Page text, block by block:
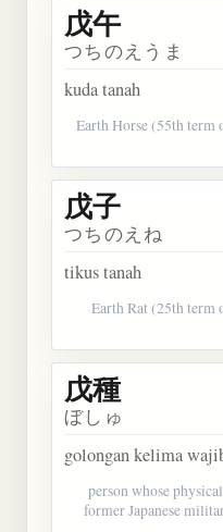
戊午
つちのえうま
kuda tanah
Earth Horse (55th term
戊子
つちのえね
tikus tanah
Earth Rat (25th term
戊種
ぼしゅ
golongan kelima
person whose
former Japanese